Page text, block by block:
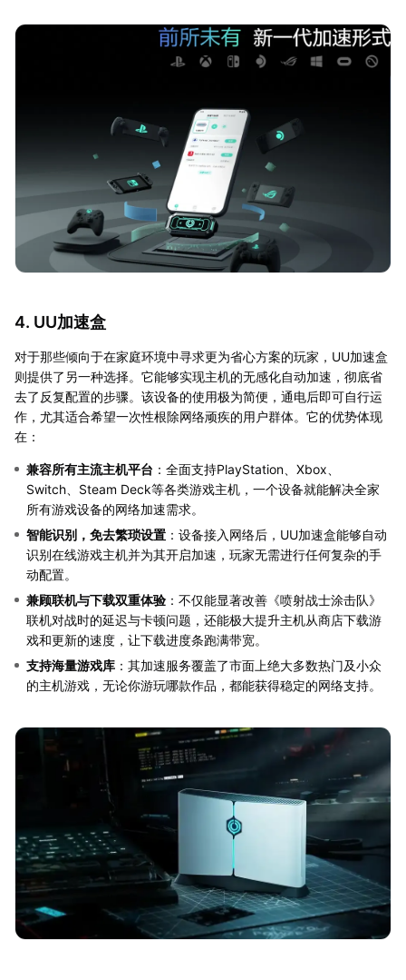
4. UU加速盒
对于那些倾向于在家庭环境中寻求更为省心方案的玩家，UU加速盒
则提供了另一种选择。它能够实现主机的无感化自动加速，彻底省
去了反复配置的步骤。该设备的使用极为简便，通电后即可自行运
作，尤其适合希望一次性根除网络顽疾的用户群体。它的优势体现
在：
兼容所有主流主机平台 ：全面支持PlayStation、Xbox、
Switch、Steam Deck等各类游戏主机，一个设备就能解决全家
所有游戏设备的网络加速需求。
智能识别，免去繁琐设置 ：设备接入网络后，UU加速盒能够自动
识别在线游戏主机并为其开启加速，玩家无需进行任何复杂的手
动配置。
兼顾联机与下载双重体验 ：不仅能显著改善《喷射战士涂击队》
联机对战时的延迟与卡顿问题，还能极大提升主机从商店下载游
戏和更新的速度，让下载进度条跑满带宽。
支持海量游戏库 ：其加速服务覆盖了市面上绝大多数热门及小众
的主机游戏，无论你游玩哪款作品，都能获得稳定的网络支持。